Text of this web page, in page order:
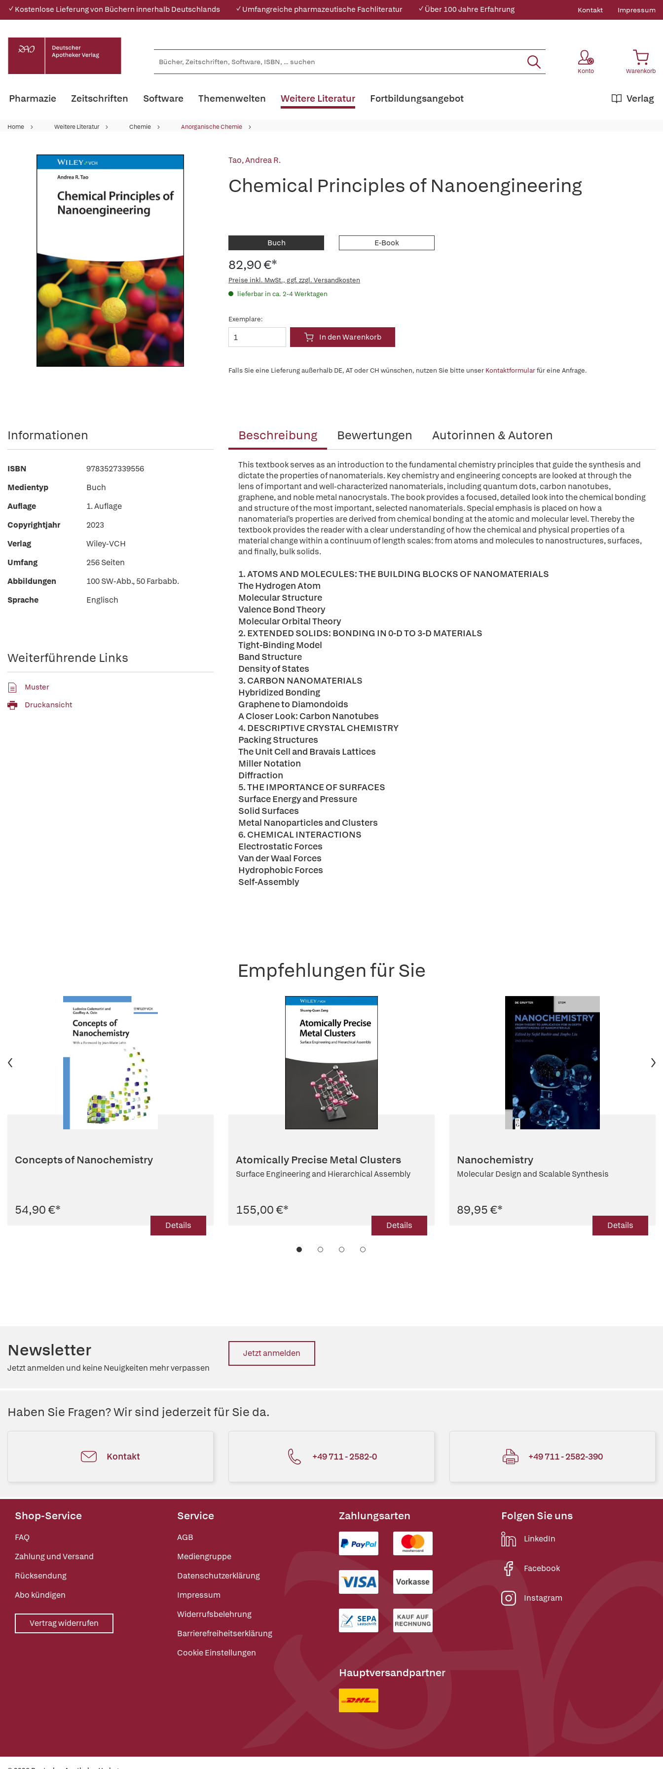
✓ Kostenlose Lieferung von Büchern innerhalb Deutschlands ✓ Umfangreiche pharmazeutische Fachliteratur ✓ Über 100 Jahre Erfahrung Kontakt Impressum
Konto Warenkorb
Pharmazie Zeitschriften Software Themenwelten Weitere Literatur Verlag
Fortbildungsangebot
Home Weitere Literatur Chemie Anorganische Chemie
Tao, Andrea R.
Chemical Principles of Nanoengineering
Buch E-Book
82,90 €*
Preise inkl. MwSt., ggf. zzgl. Versandkosten
lieferbar in ca. 2-4 Werktagen
Exemplare:
In den Warenkorb
Falls Sie eine Lieferung außerhalb DE, AT oder CH wünschen, nutzen Sie bitte unser Kontaktformularfür eine Anfrage.
Beschreibung Bewertungen Autorinnen & Autoren
This textbook serves as an introduction to the fundamental chemistry principles that guide the synthesis and
dictate the properties of nanomaterials. Key chemistry and engineering concepts are looked at through the
lens of important and well-characterized nanomaterials, including quantum dots, carbon nanotubes,
graphene, and noble metal nanocrystals. The book provides a focused, detailed look into the chemical bonding
and structure of the most important, selected nanomaterials. Special emphasis is placed on how a
nanomaterial's properties are derived from chemical bonding at the atomic and molecular level. Thereby the
textbook provides the reader with a clear understanding of how the chemical and physical properties of a
material change within a continuum of length scales: from atoms and molecules to nanostructures, surfaces,
and finally, bulk solids.
1. ATOMS AND MOLECULES: THE BUILDING BLOCKS OF NANOMATERIALS
The Hydrogen Atom
Molecular Structure
Valence Bond Theory
Molecular Orbital Theory
2. EXTENDED SOLIDS: BONDING IN 0-D TO 3-D MATERIALS
Tight-Binding Model
Band Structure
Density of States
3. CARBON NANOMATERIALS
Hybridized Bonding
Graphene to Diamondoids
A Closer Look: Carbon Nanotubes
4. DESCRIPTIVE CRYSTAL CHEMISTRY
Packing Structures
The Unit Cell and Bravais Lattices
Miller Notation
Diffraction
5. THE IMPORTANCE OF SURFACES
Surface Energy and Pressure
Solid Surfaces
Metal Nanoparticles and Clusters
6. CHEMICAL INTERACTIONS
Electrostatic Forces
Van der Waal Forces
Hydrophobic Forces
Self-Assembly
Informationen
ISBN
9783527339556
Medientyp
Buch
Auflage
1. Auflage
Copyrightjahr
2023
Verlag
Wiley-VCH
Umfang
256 Seiten
Abbildungen
100 SW-Abb., 50 Farbabb.
Sprache
Englisch
Weiterführende Links
Muster
Druckansicht
Empfehlungen für Sie
Concepts of Nanochemistry
54,90 €*
Details
Atomically Precise Metal Clusters
Surface Engineering and Hierarchical Assembly
155,00 €*
Details
Nanochemistry
Molecular Design and Scalable Synthesis
89,95 €*
Details
Newsletter
Jetzt anmelden und keine Neuigkeiten mehr verpassen
Jetzt anmelden
Haben Sie Fragen? Wir sind jederzeit für Sie da.
Kontakt +49 711 - 2582-0 +49 711 - 2582-390
Shop-Service
FAQ
Zahlung und Versand
Rücksendung
Abo kündigen
Vertrag widerrufen
Service
AGB
Mediengruppe
Datenschutzerklärung
Impressum
Widerrufsbelehrung
Barrierefreiheitserklärung
Cookie Einstellungen
Zahlungsarten
Hauptversandpartner
Folgen Sie uns
LinkedIn
Facebook
Instagram